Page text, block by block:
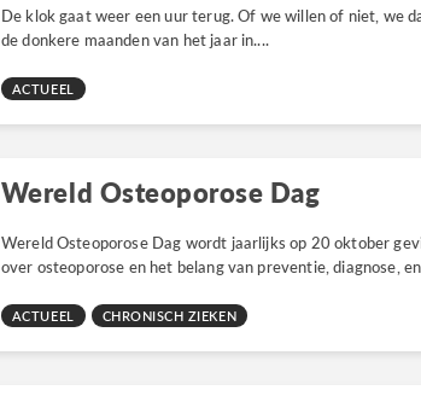
De klok gaat weer een uur terug. Of we willen of niet, we
de donkere maanden van het jaar in....
ACTUEEL
Wereld Osteoporose Dag
Wereld Osteoporose Dag wordt jaarlijks op 20 oktober
over osteoporose en het belang van preventie, diagnose,
ACTUEEL CHRONISCH ZIEKEN